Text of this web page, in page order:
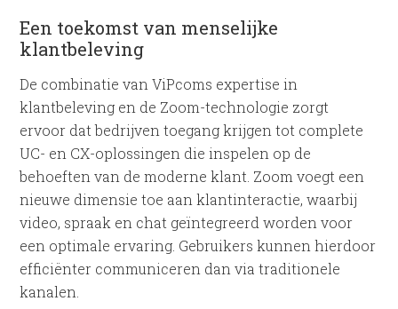
Een toekomst van menselijke
klantbeleving
De combinatie van ViPcoms expertise in
klantbeleving en de Zoom-technologie zorgt
ervoor dat bedrijven toegang krijgen tot complete
UC- en CX-oplossingen die inspelen op de
behoeften van de moderne klant. Zoom voegt een
nieuwe dimensie toe aan klantinteractie, waarbij
video, spraak en chat geïntegreerd worden voor
een optimale ervaring. Gebruikers kunnen hierdoor
efficiënter communiceren dan via traditionele
kanalen.